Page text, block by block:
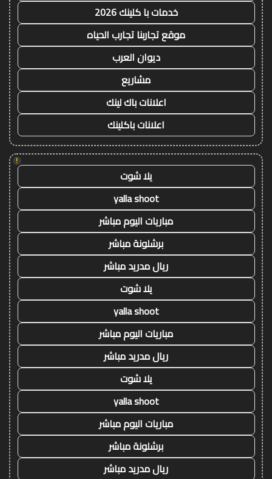
خدمات با كلينك 2026
موقع تجاربنا تجارب الحياه
ديوان العرب
مشاريع
اعلانات باك لينك
اعلانات باكلينك
!
يلا شوت
yalla shoot
مباريات اليوم مباشر
برشلونة مباشر
ريال مدريد مباشر
يلا شوت
yalla shoot
مباريات اليوم مباشر
ريال مدريد مباشر
يلا شوت
yalla shoot
مباريات اليوم مباشر
برشلونة مباشر
ريال مدريد مباشر